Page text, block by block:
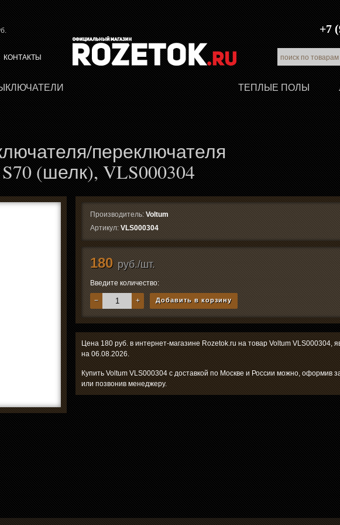
+7
КОНТАКТЫ
ТЕПЛЫЕ ПОЛЫ
переключателя
(шелк), VLS000304
Производитель: Voltum
Артикул: VLS000304
180 руб./шт.
Введите количество:
− + Добавить в корзину
Цена 180 руб. в интернет-магазине Rozetok.ru на товар Voltum VLS000304,
на 06.08.2026.
Купить Voltum VLS000304 с доставкой по Москве и России можно, оформив
или позвонив менеджеру.